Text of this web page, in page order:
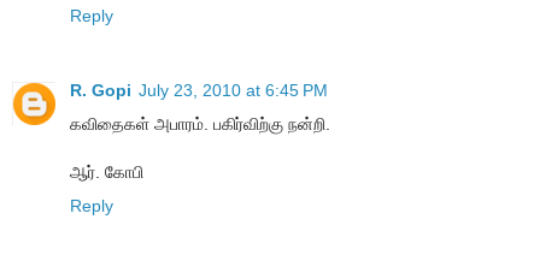
Reply
R. Gopi July 23, 2010 at 6:45 PM
கவிதைகள் அபாரம். பகிர்விற்கு நன்றி.
ஆர். கோபி
Reply